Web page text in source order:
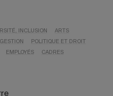
INCLUSION
ARTS
GESTION
POLITIQUE ET DROIT
EMPLOYÉS CADRES